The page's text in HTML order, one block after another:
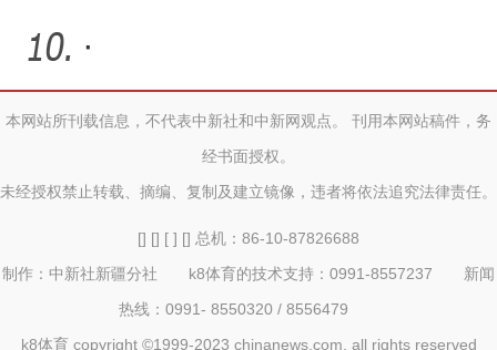
断“热身升温” 即将“出圈”
·
本网站所刊载信息，不代表中新社和中新网观点。 刊用本网站稿件，务
经书面授权。
未经授权禁止转载、摘编、复制及建立镜像，违者将依法追究法律责任。
[] [] [ ] [] 总机：86-10-87826688
制作：中新社新疆分社 k8体育的技术支持：0991-8557237 新闻
热线：0991- 8550320 / 8556479
k8体育 copyright ©1999-2023 chinanews.com. all rights reserved